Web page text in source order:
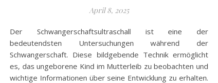
April 8, 2025
Der Schwangerschaftsultraschall ist eine der
bedeutendsten Untersuchungen während der
Schwangerschaft. Diese bildgebende Technik ermöglicht
es, das ungeborene Kind im Mutterleib zu beobachten und
wichtige Informationen über seine Entwicklung zu erhalten.